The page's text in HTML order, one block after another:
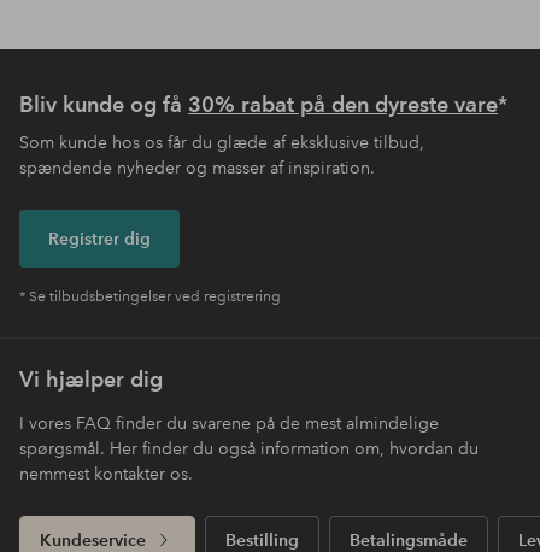
Bliv kunde og få 30% rabat på den dyreste vare*
Som kunde hos os får du glæde af eksklusive tilbud,
spændende nyheder og masser af inspiration.
Registrer dig
* Se tilbudsbetingelser ved registrering
Vi hjælper dig
I vores FAQ finder du svarene på de mest almindelige
spørgsmål. Her finder du også information om, hvordan du
nemmest kontakter os.
Kundeservice Bestilling Betalingsmåde